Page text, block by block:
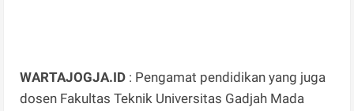
WARTAJOGJA.ID : Pengamat pendidikan yang juga
dosen Fakultas Teknik Universitas Gadjah Mada